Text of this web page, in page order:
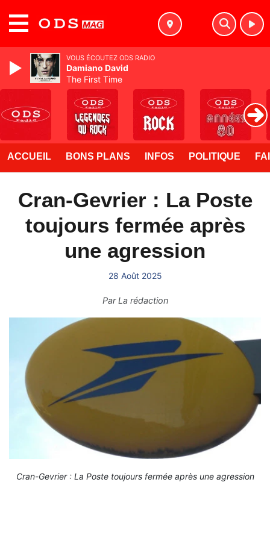
ACCUEIL BONS PLANS INFOS POLITIQUE
Cran-Gevrier : La Poste
toujours fermée après
une agression
28 Août 2025
ParLa rédaction
Cran-Gevrier : La Poste toujours fermée après une agression
VOUS ÉCOUTEZ ODS RADIO
Damiano David
The First Time